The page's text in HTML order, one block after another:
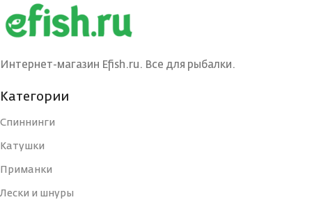
Интернет-магазин Efish.ru. Все для рыбалки.
Категории
Спиннинги
Катушки
Приманки
Лески и шнуры